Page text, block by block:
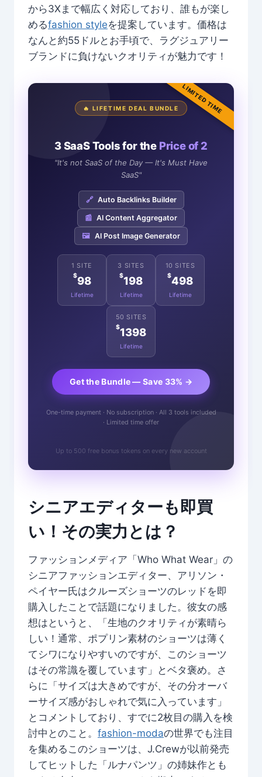
から3Xまで幅広く対応しており、誰もが楽し
めるfashion styleを提案しています。価格は
なんと約55ドルとお手頃で、ラグジュアリー
ブランドに負けないクオリティが魅力です！
LIMITED TIME
🔥 LIFETIME DEAL BUNDLE
3 SaaS Tools for the Price of 2
"It's not SaaS of the Day — It's Must Have
SaaS"
🔗 Auto Backlinks Builder
📰 AI Content Aggregator
🖼️ AI Post Image Generator
1 SITE
$98
Lifetime
3 SITES
$198
Lifetime
10 SITES
$498
Lifetime
50 SITES
$1398
Lifetime
Get the Bundle — Save 33% →
One-time payment · No subscription · All 3 tools included
· Limited time offer
Up to 500 free bonus tokens on every new account
シニアエディターも即買
い！その実力とは？
ファッションメディア「Who What Wear」の
シニアファッションエディター、アリソン・
ペイヤー氏はクルーズショーツのレッドを即
購入したことで話題になりました。彼女の感
想はというと、「生地のクオリティが素晴ら
しい！通常、ポプリン素材のショーツは薄く
てシワになりやすいのですが、このショーツ
はその常識を覆しています」とベタ褒め。さ
らに「サイズは大きめですが、その分オーバ
ーサイズ感がおしゃれで気に入っています」
とコメントしており、すでに2枚目の購入を検
討中とのこと。 fashion-modaの世界でも注目
を集めるこのショーツは、J.Crewが以前発売
してヒットした「ルナパンツ」の姉妹作とも